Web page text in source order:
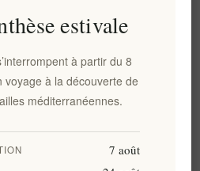
souhait Envoyer à un ami
livraison: 2-8 jours
Contactez nous
estivale
à partir du 8
voyage à la découverte de
méditerranéennes.
7 août